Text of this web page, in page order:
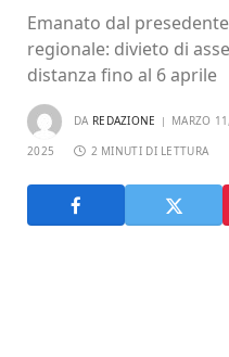
Emanato dal
regionale: divieto di
distanza fino al 6 aprile
DA REDAZIONE MARZO
2025 2 MINUTI DI LETTURA